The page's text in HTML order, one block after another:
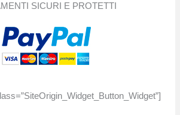
SICURI E PROTETTI